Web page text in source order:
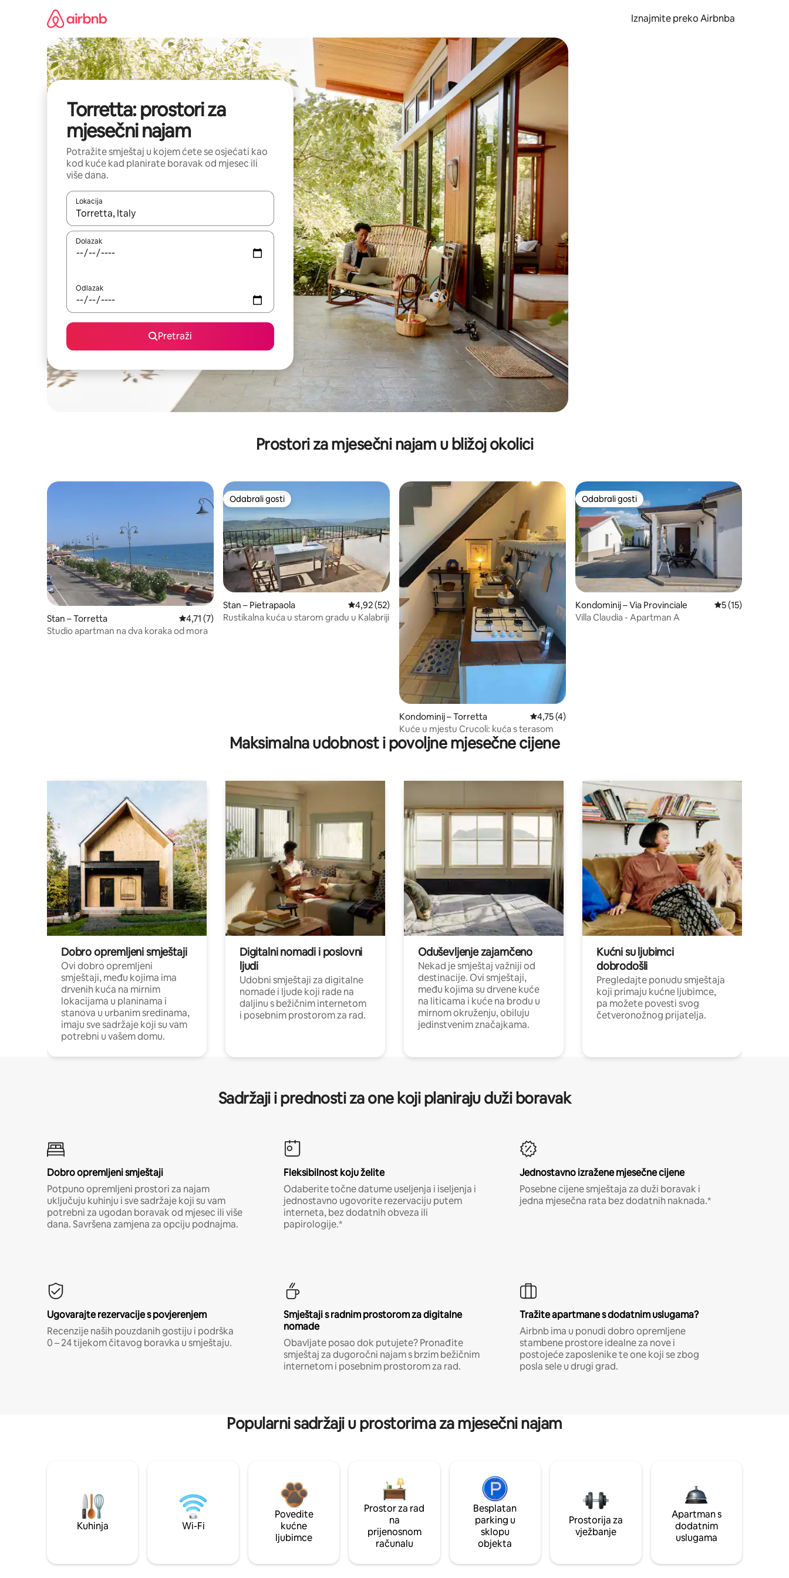
Iznajmite preko Airbnba
Torretta: prostori za
mjesečni najam
Potražite smještaj u kojem ćete se osjećati kao
kod kuće kad planirate boravak od mjesec ili
više dana.
Lokacija
Kada budu dostupni rezultati, moći ćete ih pregledati koristeći se strelicama prema gore i prema dolje, kao i dodirom ili prelaskom prstom po zaslonu.
Dolazak
Odlazak
Pretraži
Prostori za mjesečni najam u bližoj okolici
Stan – Torretta Prosječna ocjena: 4,71/5, recenzija: 7
4,71 (7)
Studio apartman na dva koraka od mora
Odabrali gosti
Odabrali gosti
Stan – Pietrapaola Prosječna ocjena: 4,92/5, recenzija: 52
4,92 (52)
Rustikalna kuća u starom gradu u Kalabriji
Kondominij – Torretta Prosječna ocjena: 4,75/5, recenzija: 4
4,75 (4)
Kuće u mjestu Crucoli: kuća s terasom
Odabrali gosti
Odabrali gosti
Kondominij – Via Provinciale Prosječna ocjena:
5 (15)
Villa Claudia - Apartman A
Maksimalna udobnost i povoljne mjesečne cijene
Dobro opremljeni smještaji
Ovi dobro opremljeni
smještaji, među kojima ima
drvenih kuća na mirnim
lokacijama u planinama i
stanova u urbanim sredinama,
imaju sve sadržaje koji su vam
potrebni u vašem domu.
Digitalni nomadi i poslovni
ljudi
Udobni smještaji za digitalne
nomade i ljude koji rade na
daljinu s bežičnim internetom
i posebnim prostorom za rad.
Oduševljenje zajamčeno
Nekad je smještaj važniji od
destinacije. Ovi smještaji,
među kojima su drvene kuće
na liticama i kuće na brodu u
mirnom okruženju, obiluju
jedinstvenim značajkama.
Kućni su ljubimci
dobrodošli
Pregledajte ponudu smještaja
koji primaju kućne ljubimce,
pa možete povesti svog
četveronožnog prijatelja.
Sadržaji i prednosti za one koji planiraju duži boravak
Dobro opremljeni smještaji
Potpuno opremljeni prostori za najam
uključuju kuhinju i sve sadržaje koji su vam
potrebni za ugodan boravak od mjesec ili više
dana. Savršena zamjena za opciju podnajma.
Fleksibilnost koju želite
Odaberite točne datume useljenja i iseljenja i
jednostavno ugovorite rezervaciju putem
interneta, bez dodatnih obveza ili
papirologije.*
Jednostavno izražene mjesečne cijene
Posebne cijene smještaja za duži boravak i
jedna mjesečna rata bez dodatnih naknada.*
Ugovarajte rezervacije s povjerenjem
Recenzije naših pouzdanih gostiju i podrška
0 – 24 tijekom čitavog boravka u smještaju.
Smještaji s radnim prostorom za digitalne
nomade
Obavljate posao dok putujete? Pronađite
smještaj za dugoročni najam s brzim bežičnim
internetom i posebnim prostorom za rad.
Tražite apartmane s dodatnim uslugama?
Airbnb ima u ponudi dobro opremljene
stambene prostore idealne za nove i
postojeće zaposlenike te one koji se zbog
posla sele u drugi grad.
Popularni sadržaji u prostorima za mjesečni najam
Kuhinja Wi-Fi
Povedite
kućne
ljubimce
Prostor za rad
na
prijenosnom
računalu
Besplatan
parking u
sklopu
objekta
Prostorija za
vježbanje
Apartman s
dodatnim
uslugama